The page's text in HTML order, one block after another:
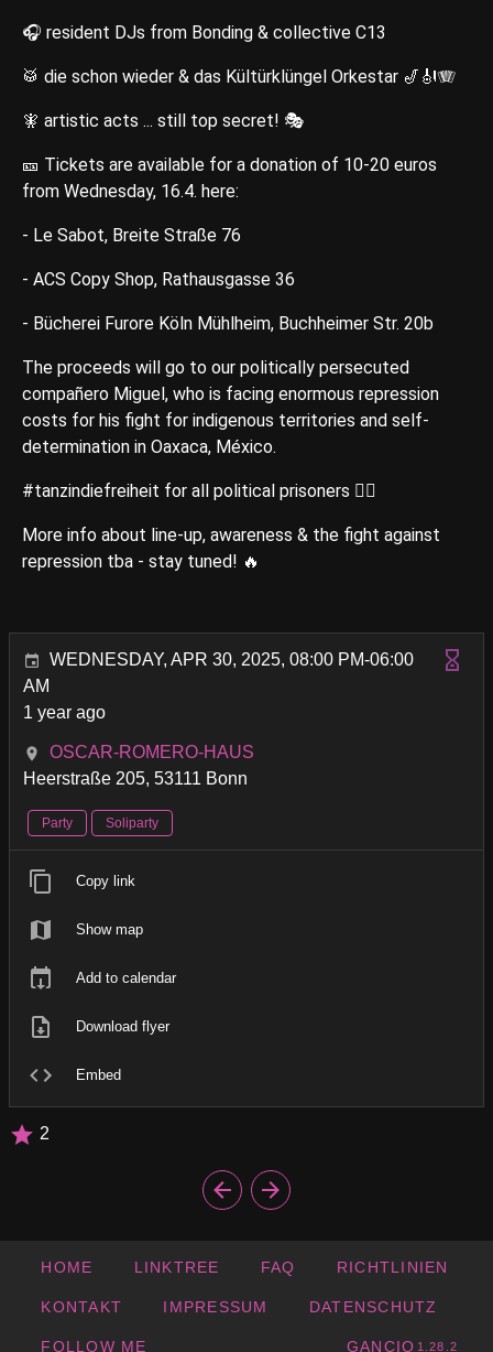
🎧 resident DJs from Bonding & collective C13
🥁 die schon wieder & das Kültürklüngel Orkestar 🎷🎻🪗
🧚 artistic acts ... still top secret! 🎭
🎫 Tickets are available for a donation of 10-20 euros
from Wednesday, 16.4. here:
- Le Sabot, Breite Straße 76
- ACS Copy Shop, Rathausgasse 36
- Bücherei Furore Köln Mühlheim, Buchheimer Str. 20b
The proceeds will go to our politically persecuted
compañero Miguel, who is facing enormous repression
costs for his fight for indigenous territories and self-
determination in Oaxaca, México.
#tanzindiefreiheit for all political prisoners ⛓️‍💥
More info about line-up, awareness & the fight against
repression tba - stay tuned! 🔥
WEDNESDAY, APR 30, 2025, 08:00 PM-06:00
AM
1 year ago
OSCAR-ROMERO-HAUS
Heerstraße 205, 53111 Bonn
Party Soliparty
Copy link
Show map
Add to calendar
Download flyer
Embed
2
HOME LINKTREE FAQ RICHTLINIEN
KONTAKT IMPRESSUM DATENSCHUTZ
FOLLOW ME GANCIO 1.28.2